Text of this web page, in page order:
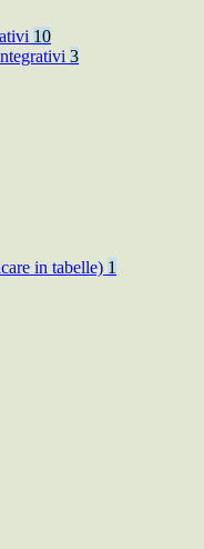
10
3
in tabelle) 1